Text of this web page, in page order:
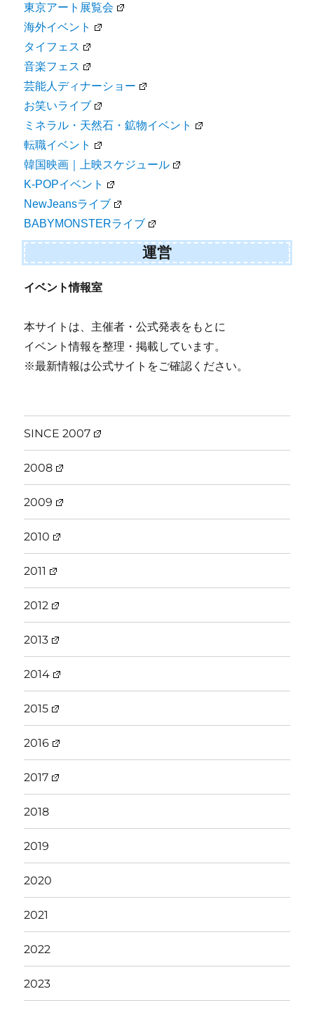
東京アート展覧会
海外イベント
タイフェス
音楽フェス
芸能人ディナーショー
お笑いライブ
ミネラル・天然石・鉱物イベント
転職イベント
韓国映画｜上映スケジュール
K-POPイベント
NewJeansライブ
BABYMONSTERライブ
運営
イベント情報室
本サイトは、主催者・公式発表をもとに
イベント情報を整理・掲載しています。
※最新情報は公式サイトをご確認ください。
SINCE 2007
2008
2009
2010
2011
2012
2013
2014
2015
2016
2017
2018
2019
2020
2021
2022
2023